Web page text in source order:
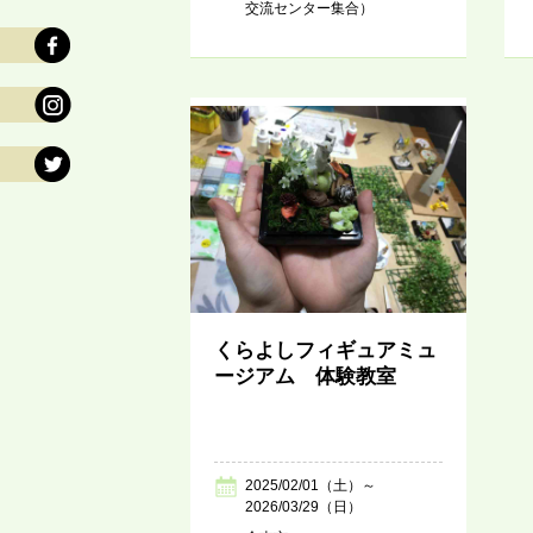
交流センター集合）
くらよしフィギュアミュ
ージアム 体験教室
2025/02/01（土）～
2026/03/29（日）